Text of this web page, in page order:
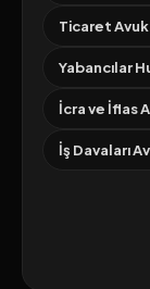
Ticaret
Yabancılar
İcra ve İflas
İş Davaları